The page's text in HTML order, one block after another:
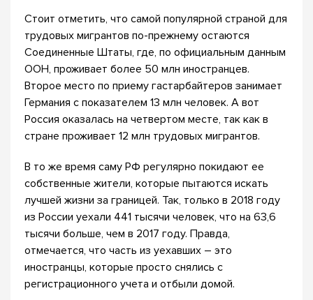
Стоит отметить, что самой популярной страной для
трудовых мигрантов по-прежнему остаются
Соединенные Штаты, где, по официальным данным
ООН, проживает более 50 млн иностранцев.
Второе место по приему гастарбайтеров занимает
Германия с показателем 13 млн человек. А вот
Россия оказалась на четвертом месте, так как в
стране проживает 12 млн трудовых мигрантов.
В то же время саму РФ регулярно покидают ее
собственные жители, которые пытаются искать
лучшей жизни за границей. Так, только в 2018 году
из России уехали 441 тысячи человек, что на 63,6
тысячи больше, чем в 2017 году. Правда,
отмечается, что часть из уехавших – это
иностранцы, которые просто снялись с
регистрационного учета и отбыли домой.